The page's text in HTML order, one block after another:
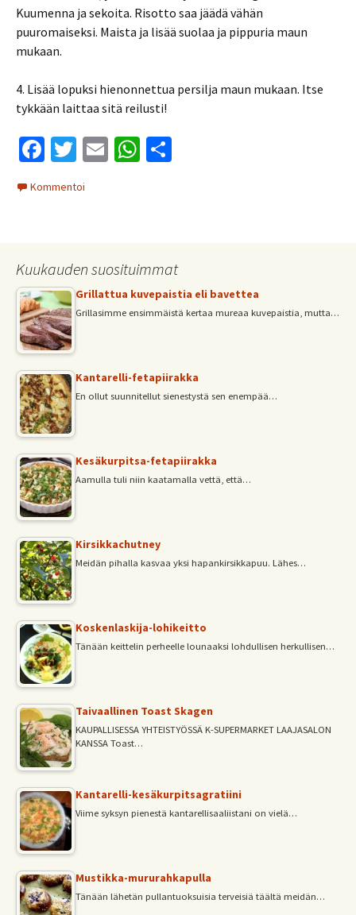
Kuumenna ja sekoita. Risotto saa jäädä vähän
puuromaiseksi. Maista ja lisää suolaa ja pippuria maun
mukaan.
4. Lisää lopuksi hienonnettua persilja maun mukaan. Itse
tykkään laittaa sitä reilusti!
Fa
b
k
T
wi
tt
E
W
p
Kommentoi
Kuukauden suosituimmat
Grillattua kuvepaistia eli bavettea
Grillasimme ensimmäistä kertaa mureaa kuvepaistia, mutta…
Kantarelli-fetapiirakka
En ollut suunnitellut sienestystä sen enempää…
Kesäkurpitsa-fetapiirakka
Aamulla tuli niin kaatamalla vettä, että…
Kirsikkachutney
Meidän pihalla kasvaa yksi hapankirsikkapuu. Lähes…
Koskenlaskija-lohikeitto
Tänään keittelin perheelle lounaaksi lohdullisen herkullisen…
Taivaallinen Toast Skagen
KAUPALLISESSA YHTEISTYÖSSÄ K-SUPERMARKET LAAJASALON
KANSSA Toast…
Kantarelli-kesäkurpitsagratiini
Viime syksyn pienestä kantarellisaaliistani on vielä…
Mustikka-mururahkapulla
Tänään lähetän pullantuoksuisia terveisiä täältä meidän…